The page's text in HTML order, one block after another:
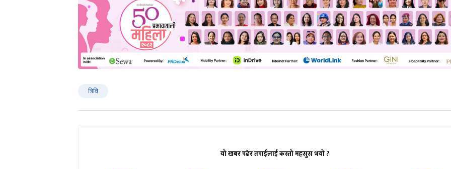
त्रिवि
यो खबर पढेर तपाईलाई कस्तो महसुस भयो ?